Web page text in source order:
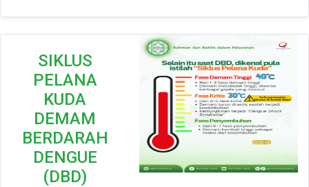
SIKLUS
PELANA
KUDA
DEMAM
BERDARAH
DENGUE
(DBD)